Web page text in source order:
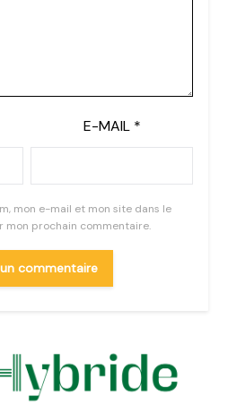
E-MAIL *
mon e-mail et mon site dans le
mon prochain commentaire.